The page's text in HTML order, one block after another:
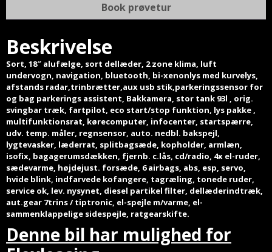
Book prøvetur
Beskrivelse
Sort, 18″ alufælge, sort dellæder, 2 zone klima, luft
undervogn, navigation, bluetooth, bi-xenonlys med kurvelys,
afstands radar,trinbrætter,aux usb stik,parkeringssensor for
og bag parkerings assistent, Bakkamera, stor tank 93l , orig.
svingbar træk, fartpilot, eco start/stop funktion, lys pakke ,
multifunktionsrat, kørecomputer, infocenter, startspærre,
udv. temp. måler, regnsensor, auto. nedbl. bakspejl,
lygtevasker, læderrat, splitbagsæde, kopholder, armlæn,
isofix, bagagerumsdækken, fjernb. c.lås, cd/radio, 4x el-ruder,
sædevarme, højdejust. forsæde, 6 airbags, abs, esp, servo,
hvide blink, indfarvede kofangere, tagræling, tonede ruder,
service ok, lev. nysynet, diesel partikel filter, dellæderindtræk,
aut.gear 7trins / tiptronic, el-spejle m/varme, el-
sammenklappelige sidespejle, ratgearskifte.
Denne bil har mulighed for